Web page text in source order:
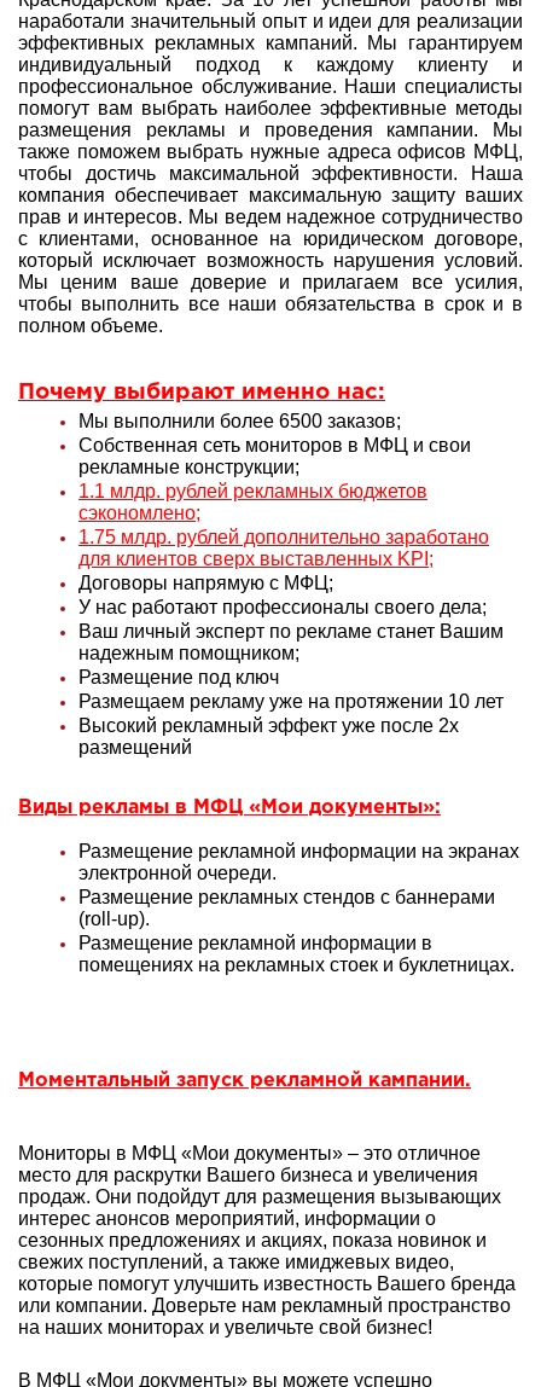
наработали значительный опыт и идеи для реализации
эффективных рекламных кампаний. Мы гарантируем
индивидуальный подход к каждому клиенту и
профессиональное обслуживание. Наши специалисты
помогут вам выбрать наиболее эффективные методы
размещения рекламы и проведения кампании. Мы
также поможем выбрать нужные адреса офисов МФЦ,
чтобы достичь максимальной эффективности. Наша
компания обеспечивает максимальную защиту ваших
прав и интересов. Мы ведем надежное сотрудничество
с клиентами, основанное на юридическом договоре,
который исключает возможность нарушения условий.
Мы ценим ваше доверие и прилагаем все усилия,
чтобы выполнить все наши обязательства в срок и в
полном объеме.
Почему выбирают именно нас:
Мы выполнили более 6500 заказов;
Собственная сеть мониторов в МФЦ и свои
рекламные конструкции;
1.1 млдр. рублей рекламных бюджетов
сэкономлено;
1.75 млдр. рублей дополнительно заработано
для клиентов сверх выставленных KPI;
Договоры напрямую с МФЦ;
У нас работают профессионалы своего дела;
Ваш личный эксперт по рекламе станет Вашим
надежным помощником;
Размещение под ключ
Размещаем рекламу уже на протяжении 10 лет
Высокий рекламный эффект уже после 2х
размещений
Виды рекламы в МФЦ «Мои документы»:
Размещение рекламной информации на экранах
электронной очереди.
Размещение рекламных стендов с баннерами
(roll-up).
Размещение рекламной информации в
помещениях на рекламных стоек и буклетницах.
Моментальный запуск рекламной кампании.
Мониторы в МФЦ «Мои документы» – это отличное
место для раскрутки Вашего бизнеса и увеличения
продаж. Они подойдут для размещения вызывающих
интерес анонсов мероприятий, информации о
сезонных предложениях и акциях, показа новинок и
свежих поступлений, а также имиджевых видео,
которые помогут улучшить известность Вашего бренда
или компании. Доверьте нам рекламный пространство
на наших мониторах и увеличьте свой бизнес!
В МФЦ «Мои документы» вы можете успешно